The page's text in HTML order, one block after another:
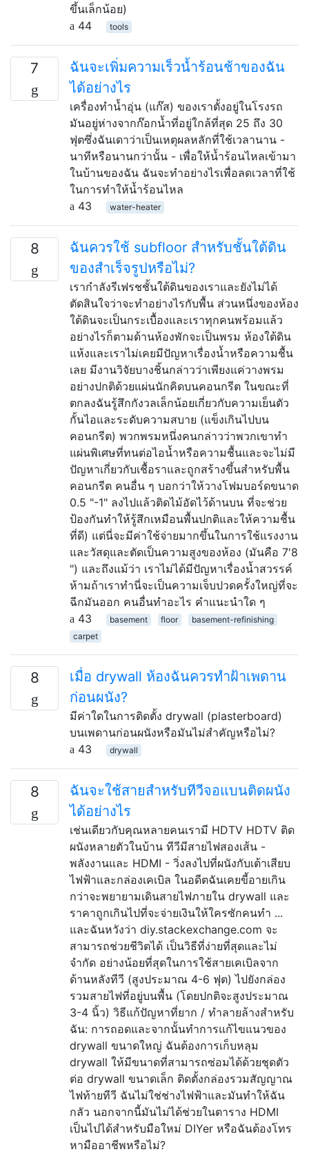
ขึ้นเล็กน้อย)
44
tools
7
ฉันจะเพิ่มความเร็วน้ำร้อนช้าของฉัน
ได้อย่างไร
เครื่องทำน้ำอุ่น (แก๊ส) ของเราตั้งอยู่ในโรงรถ
มันอยู่ห่างจากก๊อกน้ำที่อยู่ใกล้ที่สุด 25 ถึง 30
ฟุตซึ่งฉันเดาว่าเป็นเหตุผลหลักที่ใช้เวลานาน -
นาทีหรือนานกว่านั้น - เพื่อให้น้ำร้อนไหลเข้ามา
ในบ้านของฉัน ฉันจะทำอย่างไรเพื่อลดเวลาที่ใช้
ในการทำให้น้ำร้อนไหล
43
water-heater
8
ฉันควรใช้ subfloor สำหรับชั้นใต้ดิน
ของสำเร็จรูปหรือไม่?
เรากำลังรีเฟรชชั้นใต้ดินของเราและยังไม่ได้
ตัดสินใจว่าจะทำอย่างไรกับพื้น ส่วนหนึ่งของห้อง
ใต้ดินจะเป็นกระเบื้องและเราทุกคนพร้อมแล้ว
อย่างไรก็ตามด้านห้องพักจะเป็นพรม ห้องใต้ดิน
แห้งและเราไม่เคยมีปัญหาเรื่องน้ำหรือความชื้น
เลย มีงานวิจัยบางชิ้นกล่าวว่าเพียงแค่วางพรม
อย่างปกติด้วยแผ่นนักคิดบนคอนกรีต ในขณะที่
ตกลงฉันรู้สึกกังวลเล็กน้อยเกี่ยวกับความเย็นตัว
กั้นไอและระดับความสบาย (แข็งเกินไปบน
คอนกรีต) พวกพรมหนึ่งคนกล่าวว่าพวกเขาทำ
แผ่นพิเศษที่ทนต่อไอน้ำหรือความชื้นและจะไม่มี
ปัญหาเกี่ยวกับเชื้อราและถูกสร้างขึ้นสำหรับพื้น
คอนกรีต คนอื่น ๆ บอกว่าให้วางโฟมบอร์ดขนาด
0.5 "-1" ลงไปแล้วติดไม้อัดไว้ด้านบน ที่จะช่วย
ป้องกันทำให้รู้สึกเหมือนพื้นปกติและให้ความชื้น
ที่ดี) แต่นี่จะมีค่าใช้จ่ายมากขึ้นในการใช้แรงงาน
และวัสดุและตัดเป็นความสูงของห้อง (มันคือ 7'8
") และถึงแม้ว่า เราไม่ได้มีปัญหาเรื่องน้ำสวรรค์
ห้ามถ้าเราทำนี่จะเป็นความเจ็บปวดครั้งใหญ่ที่จะ
ฉีกมันออก คนอื่นทำอะไร คำแนะนำใด ๆ
43
basement floor
basement-refinishing
carpet
8
เมื่อ drywall ห้องฉันควรทำฝ้าเพดาน
ก่อนผนัง?
มีค่าใดในการติดตั้ง drywall (plasterboard)
บนเพดานก่อนผนังหรือมันไม่สำคัญหรือไม่?
43
drywall
8
ฉันจะใช้สายสำหรับทีวีจอแบนติดผนัง
ได้อย่างไร
เช่นเดียวกับคุณหลายคนเรามี HDTV HDTV ติด
ผนังหลายตัวในบ้าน ทีวีมีสายไฟสองเส้น -
พลังงานและ HDMI - วิ่งลงไปที่ผนังกับเต้าเสียบ
ไฟฟ้าและกล่องเคเบิล ในอดีตฉันเคยขี้อายเกิน
กว่าจะพยายามเดินสายไฟภายใน drywall และ
ราคาถูกเกินไปที่จะจ่ายเงินให้ใครซักคนทำ ...
และฉันหวังว่า diy.stackexchange.com จะ
สามารถช่วยชีวิตได้ เป็นวิธีที่ง่ายที่สุดและไม่
จำกัด อย่างน้อยที่สุดในการใช้สายเคเบิลจาก
ด้านหลังทีวี (สูงประมาณ 4-6 ฟุต) ไปยังกล่อง
รวมสายไฟที่อยู่บนพื้น (โดยปกติจะสูงประมาณ
3-4 นิ้ว) วิธีแก้ปัญหาที่ยาก / ทำลายล้างสำหรับ
ฉัน: การถอดและจากนั้นทำการแก้ไขแนวของ
drywall ขนาดใหญ่ ฉันต้องการเก็บหลุม
drywall ให้มีขนาดที่สามารถซ่อมได้ด้วยชุดตัว
ต่อ drywall ขนาดเล็ก ติดตั้งกล่องรวมสัญญาณ
ไฟท้ายทีวี ฉันไม่ใช่ช่างไฟฟ้าและมันทำให้ฉัน
กลัว นอกจากนี้มันไม่ได้ช่วยในตาราง HDMI
เป็นไปได้สำหรับมือใหม่ DIYer หรือฉันต้องโทร
หามืออาชีพหรือไม่?